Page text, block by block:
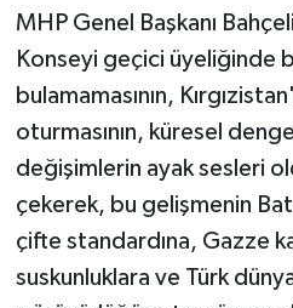
MHP Genel Başkanı
Konseyi geçici üyeliğinde
bulamamasının,
oturmasının, küresel
değişimlerin ayak sesleri
çekerek, bu gelişmenin
çifte standardına, Gazze
suskunluklara ve Türk